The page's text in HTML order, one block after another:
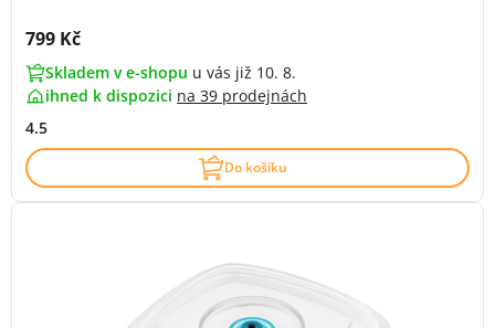
Cena s DPH:
799 Kč
Skladem v e-shopu u vás již 10. 8.
ihned k dispozici na 39 prodejnách
4.5
Do košíku